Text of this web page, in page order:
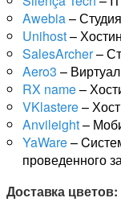
Awebia–
Unihost–
SalesArcher–
Aero3 –
RX name–
VKlastere–
Anvileight–
YaWare–
проведенного
Доставка цветов: